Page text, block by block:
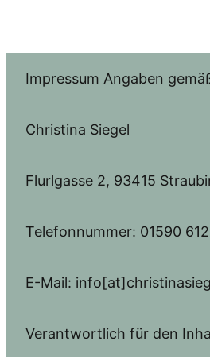
Impressum Angaben
Christina Siegel
Flurlgasse 2, 93415
Telefonnummer: 01590
E-Mail:
Verantwortlich für den